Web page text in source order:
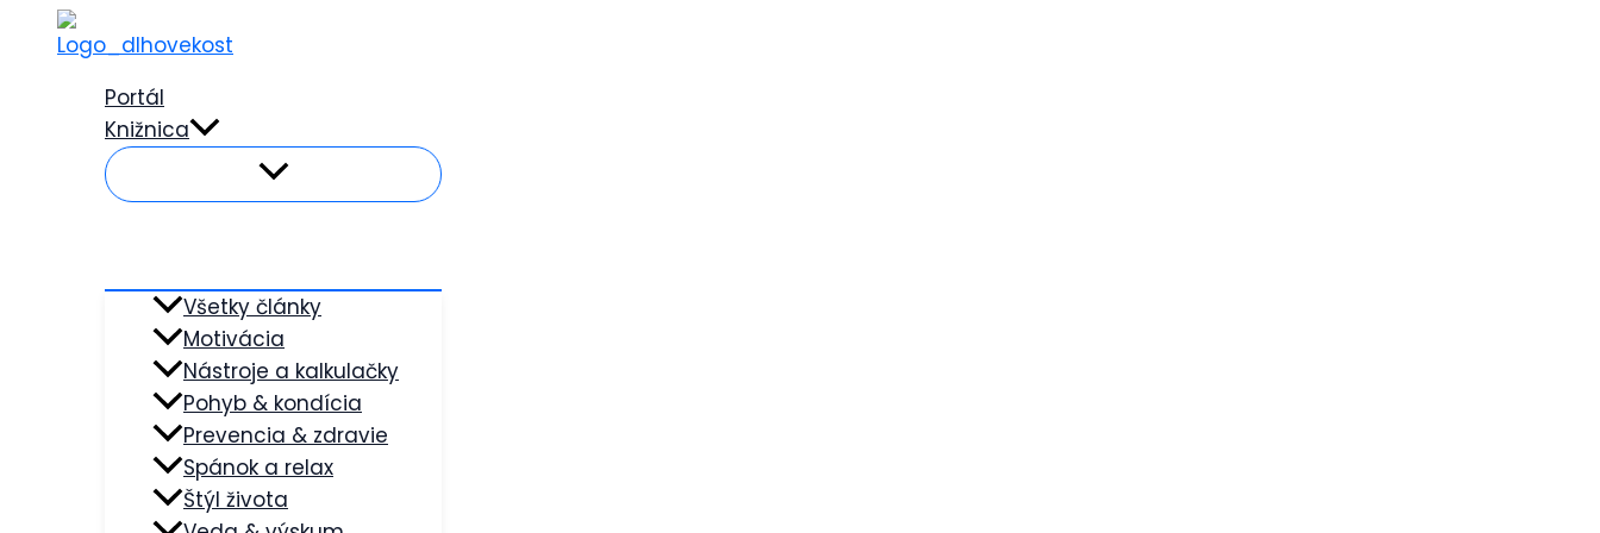
Preskočiť
Portál
Knižnica
Všetky články
Motivácia
Nástroje a kalkulačky
Pohyb & kondícia
Prevencia & zdravie
Spánok a relax
Štýl života